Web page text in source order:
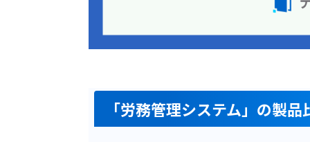
「労務管理システム」の製品